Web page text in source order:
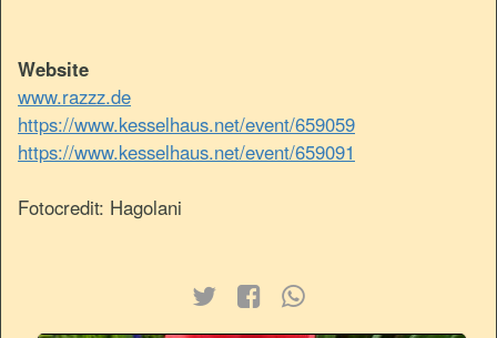
Website
www.razzz.de
https://www.kesselhaus.net/event/659059
https://www.kesselhaus.net/event/659091
Fotocredit: Hagolani